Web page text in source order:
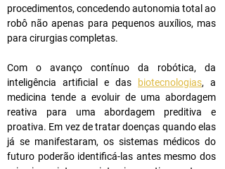
procedimentos, concedendo autonomia total ao
robô não apenas para pequenos auxílios, mas
para cirurgias completas.
Com o avanço contínuo da robótica, da
inteligência artificial e das
biotecnologias, a
medicina tende a evoluir de uma abordagem
reativa para uma abordagem preditiva e
proativa. Em vez de tratar doenças quando elas
já se manifestaram, os sistemas médicos do
futuro poderão identificá-las antes mesmo dos